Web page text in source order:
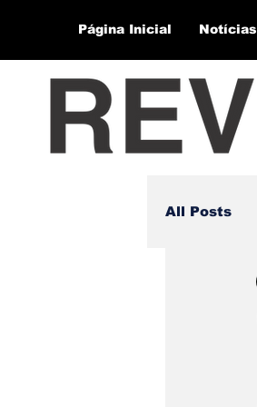
Página Inicial Notícias
All Posts